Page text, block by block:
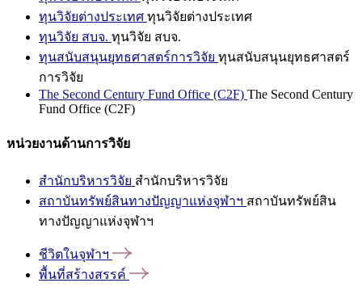
ทุนวิจัยต่างประเทศ ทุนวิจัยต่างประเทศ
ทุนวิจัย สบจ. ทุนวิจัย สบจ.
ทุนสนับสนุนยุทธศาสตร์การวิจัย ทุนสนับสนุนยุทธศาสตร์
การวิจัย
The Second Century Fund Office (C2F) The Second Century
Fund Office (C2F)
หน่วยงานด้านการวิจัย
สำนักบริหารวิจัย สำนักบริหารวิจัย
สถาบันทรัพย์สินทางปัญญาแห่งจุฬาฯ สถาบันทรัพย์สิน
ทางปัญญาแห่งจุฬาฯ
ชีวิตในจุฬาฯ
พื้นที่สร้างสรรค์